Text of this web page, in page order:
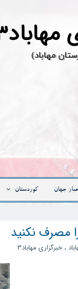
مهاباد)
جهان کوردستان
مصرف نکنید
،خبرگزاری مهاباد3